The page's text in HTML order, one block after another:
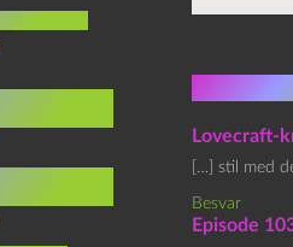
2
Lovecraft-
[…] stil med
Besvar
Episode